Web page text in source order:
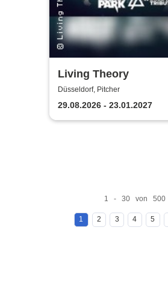
Living Theory
Düsseldorf, Pitcher
29.08.2026 - 23.01.2027
1 - 30 von 500
1 2 3 4 5